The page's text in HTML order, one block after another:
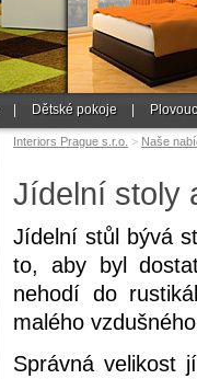
Dětské pokoje
Interiors Prague s.r.o. > Naše
Jídelní stoly
Jídelní stůl bývá
to, aby byl
nehodí do
malého
Správná velikost